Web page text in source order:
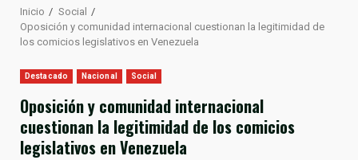
Inicio
Social
Oposición y comunidad internacional cuestionan la legitimidad de
los comicios legislativos en Venezuela
Destacado Nacional Social
Oposición y comunidad internacional
cuestionan la legitimidad de los comicios
legislativos en Venezuela